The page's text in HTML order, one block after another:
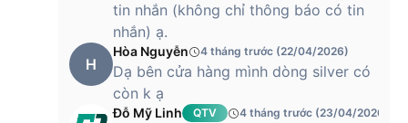
tin nhắn (không chỉ thông báo có tin
nhắn) ạ.
H
Hòa Nguyễn 4 tháng trước (22/04/2026)
Dạ bên cửa hàng mình dòng silver có
còn k ạ
Đỗ Mỹ Linh QTV 4 tháng trước (23/04/2026)